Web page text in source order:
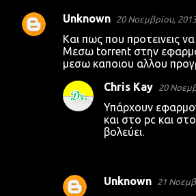
Unknown 20 Νοεμβρίου,
Και πως που προτεινεις
Μεσω torrent στην
μεσω καποιου αλλου
Chris Kay 20
Υπάρχουν
και στο pc και
βολεύει.
Unknown 21